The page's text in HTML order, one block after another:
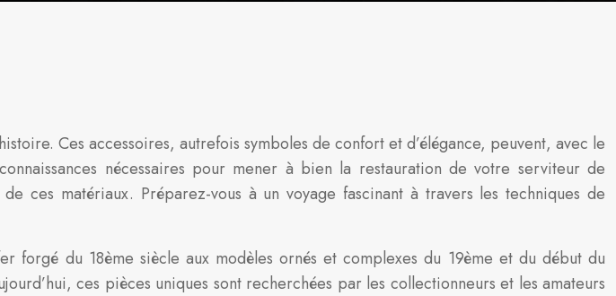
Ces accessoires, autrefois symboles de confort et d’élégance, peuvent, avec le
nécessaires pour mener à bien la restauration de votre serviteur de
ces matériaux. Préparez-vous à un voyage fascinant à travers les techniques de
du 18ème siècle aux modèles ornés et complexes du 19ème et du début du
ces pièces uniques sont recherchées par les collectionneurs et les amateurs